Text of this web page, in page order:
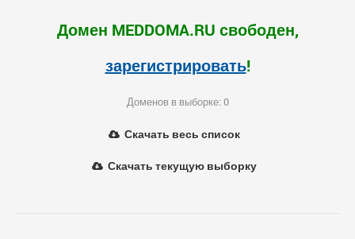
Домен MEDDOMA.RU свободен,
зарегистрировать!
Доменов в выборке: 0
Скачать весь список
Скачать текущую выборку